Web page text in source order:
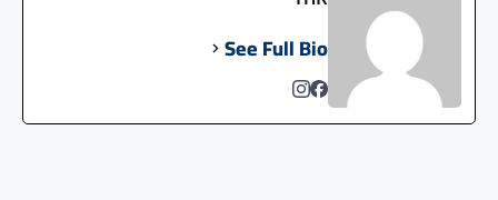
See Full Bio